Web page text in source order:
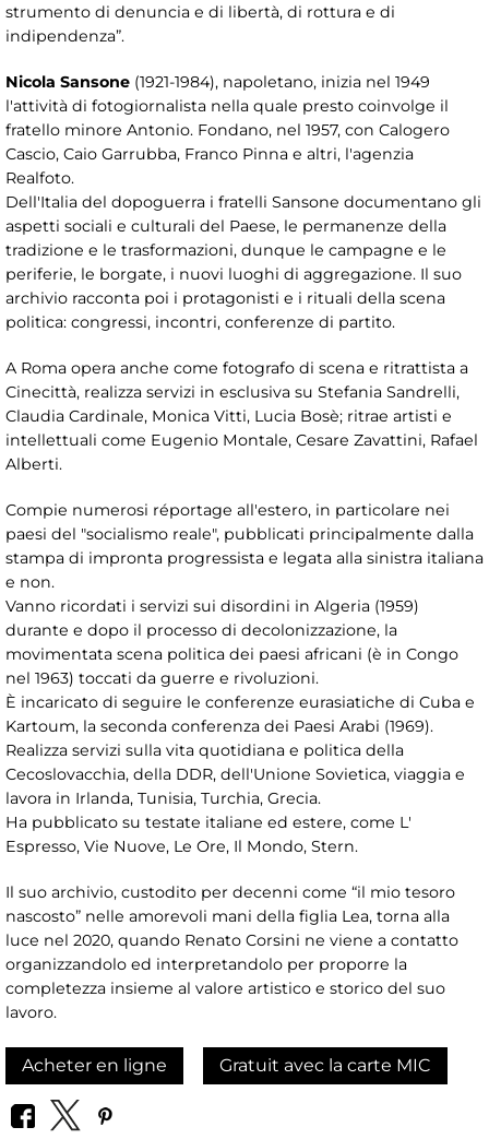
strumento di denuncia e di libertà, di rottura e di
indipendenza”.
Nicola Sansone (1921-1984), napoletano, inizia nel 1949
l'attività di fotogiornalista nella quale presto coinvolge il
fratello minore Antonio. Fondano, nel 1957, con Calogero
Cascio, Caio Garrubba, Franco Pinna e altri, l'agenzia
Realfoto.
Dell'Italia del dopoguerra i fratelli Sansone documentano gli
aspetti sociali e culturali del Paese, le permanenze della
tradizione e le trasformazioni, dunque le campagne e le
periferie, le borgate, i nuovi luoghi di aggregazione. Il suo
archivio racconta poi i protagonisti e i rituali della scena
politica: congressi, incontri, conferenze di partito.
A Roma opera anche come fotografo di scena e ritrattista a
Cinecittà, realizza servizi in esclusiva su Stefania Sandrelli,
Claudia Cardinale, Monica Vitti, Lucia Bosè; ritrae artisti e
intellettuali come Eugenio Montale, Cesare Zavattini, Rafael
Alberti.
Compie numerosi réportage all'estero, in particolare nei
paesi del "socialismo reale", pubblicati principalmente dalla
stampa di impronta progressista e legata alla sinistra italiana
e non.
Vanno ricordati i servizi sui disordini in Algeria (1959)
durante e dopo il processo di decolonizzazione, la
movimentata scena politica dei paesi africani (è in Congo
nel 1963) toccati da guerre e rivoluzioni.
È incaricato di seguire le conferenze eurasiatiche di Cuba e
Kartoum, la seconda conferenza dei Paesi Arabi (1969).
Realizza servizi sulla vita quotidiana e politica della
Cecoslovacchia, della DDR, dell'Unione Sovietica, viaggia e
lavora in Irlanda, Tunisia, Turchia, Grecia.
Ha pubblicato su testate italiane ed estere, come L'
Espresso, Vie Nuove, Le Ore, Il Mondo, Stern.
Il suo archivio, custodito per decenni come “il mio tesoro
nascosto” nelle amorevoli mani della figlia Lea, torna alla
luce nel 2020, quando Renato Corsini ne viene a contatto
organizzandolo ed interpretandolo per proporre la
completezza insieme al valore artistico e storico del suo
lavoro.
Acheter en ligne Gratuit avec la carte MIC